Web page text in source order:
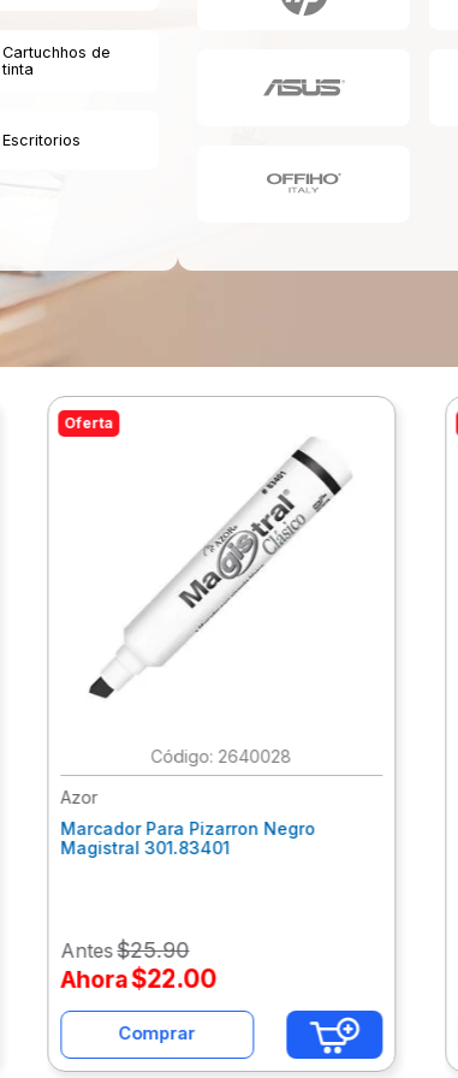
Cartuchhos de
tinta
Escritorios
Oferta
: 2640028
Azor
Marcador Para Pizarron Negro
Magistral 301.83401
Antes$25.90
Ahora$22.00
Comprar